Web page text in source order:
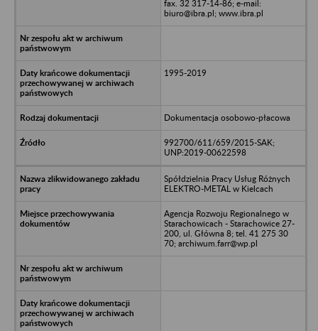
fax. 32 317-14-86; e-mail:
biuro@ibra.pl; www.ibra.pl
1995-2019
Dokumentacja osobowo-płacowa
992700/611/659/2015-SAK;
UNP:2019-00622598
Spółdzielnia Pracy Usług Różnych
ELEKTRO-METAL w Kielcach
Agencja Rozwoju Regionalnego w
Starachowicach - Starachowice 27-
200, ul. Główna 8; tel. 41 275 30
70; archiwum.farr@wp.pl